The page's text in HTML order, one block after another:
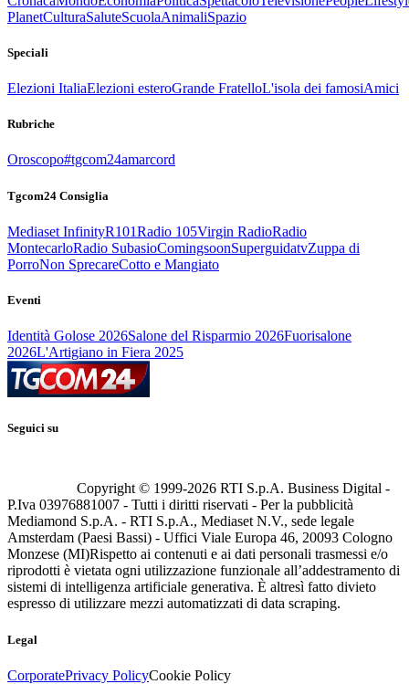
PlanetCulturaSaluteScuolaAnimaliSpazio
Speciali
Elezioni ItaliaElezioni esteroGrande FratelloL'isola dei famosiAmici
Rubriche
Oroscopo#tgcom24amarcord
Tgcom24 Consiglia
Mediaset InfinityR101Radio 105Virgin RadioRadio
MontecarloRadio SubasioComingsoonSuperguidatvZuppa di
PorroNon SprecareCotto e Mangiato
Eventi
Identità Golose 2026Salone del Risparmio 2026Fuorisalone
2026L'Artigiano in Fiera 2025
Seguici su
Copyright © 1999-2026 RTI S.p.A. Business Digital -
P.Iva 03976881007 - Tutti i diritti riservati - Per la pubblicità
Mediamond S.p.A. - RTI S.p.A., Mediaset N.V., sede legale
Amsterdam (Paesi Bassi) - Uffici Viale Europa 46, 20093 Cologno
Monzese (MI)Rispetto ai contenuti e ai dati personali trasmessi e/o
riprodotti è vietata ogni utilizzazione funzionale all’addestramento di
sistemi di intelligenza artificiale generativa. È altresì fatto divieto
espresso di utilizzare mezzi automatizzati di data scraping.
Legal
CorporatePrivacy PolicyCookie Policy